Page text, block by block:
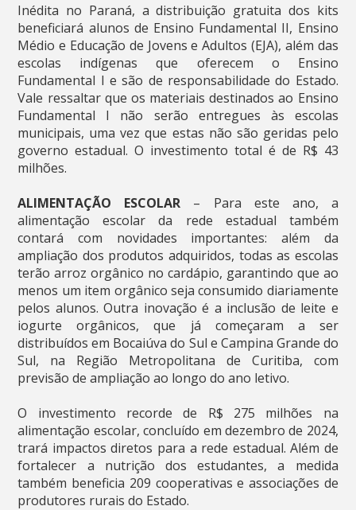
Inédita no Paraná, a distribuição gratuita dos kits
beneficiará alunos de Ensino Fundamental II, Ensino
Médio e Educação de Jovens e Adultos (EJA), além das
escolas indígenas que oferecem o Ensino
Fundamental I e são de responsabilidade do Estado.
Vale ressaltar que os materiais destinados ao Ensino
Fundamental I não serão entregues às escolas
municipais, uma vez que estas não são geridas pelo
governo estadual. O investimento total é de R$ 43
milhões.
ALIMENTAÇÃO ESCOLAR – Para este ano, a
alimentação escolar da rede estadual também
contará com novidades importantes: além da
ampliação dos produtos adquiridos, todas as escolas
terão arroz orgânico no cardápio, garantindo que ao
menos um item orgânico seja consumido diariamente
pelos alunos. Outra inovação é a inclusão de leite e
iogurte orgânicos, que já começaram a ser
distribuídos em Bocaiúva do Sul e Campina Grande do
Sul, na Região Metropolitana de Curitiba, com
previsão de ampliação ao longo do ano letivo.
O investimento recorde de R$ 275 milhões na
alimentação escolar, concluído em dezembro de 2024,
trará impactos diretos para a rede estadual. Além de
fortalecer a nutrição dos estudantes, a medida
também beneficia 209 cooperativas e associações de
produtores rurais do Estado.